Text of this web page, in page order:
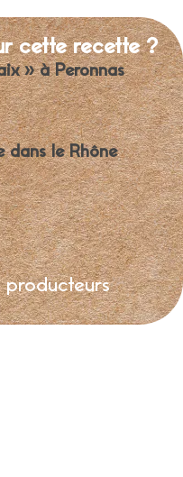
cette recette ?
» à Peronnas
dans le Rhône